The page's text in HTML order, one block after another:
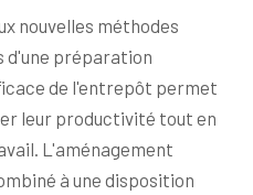
nouvelles méthodes
d'une préparation
de l'entrepôt permet
leur productivité tout en
L'aménagement
à une disposition